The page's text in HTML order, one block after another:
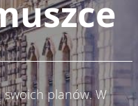
swoich planów. W